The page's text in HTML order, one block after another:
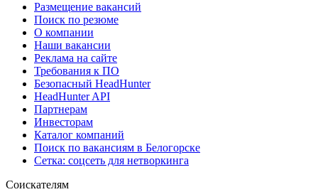
Размещение вакансий
Поиск по резюме
О компании
Наши вакансии
Реклама на сайте
Требования к ПО
Безопасный HeadHunter
HeadHunter API
Партнерам
Инвесторам
Каталог компаний
Поиск по вакансиям в Белогорске
Сетка: соцсеть для нетворкинга
Соискателям